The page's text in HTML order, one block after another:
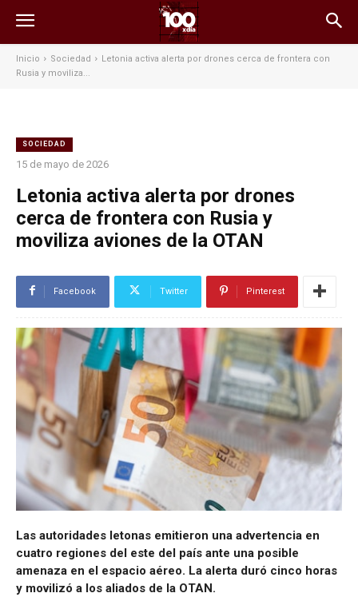
Inicio Sociedad
Letonia activa alerta por drones cerca de frontera con
Rusia y moviliza...
SOCIEDAD
15 de mayo de 2026
Letonia activa alerta por drones
cerca de frontera con Rusia y
moviliza aviones de la OTAN
Facebook Twitter Pinterest
Las autoridades letonas emitieron una advertencia en
cuatro regiones del este del país ante una posible
amenaza en el espacio aéreo. La alerta duró cinco horas
y movilizó a los aliados de la OTAN.